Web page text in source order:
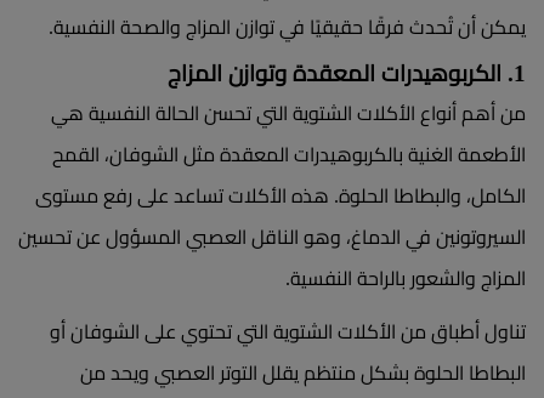
يمكن أن تُحدث فرقًا حقيقيًا في توازن المزاج والصحة النفسية.
1. الكربوهيدرات المعقدة وتوازن المزاج
من أهم أنواع الأكلات الشتوية التي تحسن الحالة النفسية هي
الأطعمة الغنية بالكربوهيدرات المعقدة مثل الشوفان، القمح
الكامل، والبطاطا الحلوة. هذه الأكلات تساعد على رفع مستوى
السيروتونين في الدماغ، وهو الناقل العصبي المسؤول عن تحسين
المزاج والشعور بالراحة النفسية.
تناول أطباق من الأكلات الشتوية التي تحتوي على الشوفان أو
البطاطا الحلوة بشكل منتظم يقلل التوتر العصبي ويحد من